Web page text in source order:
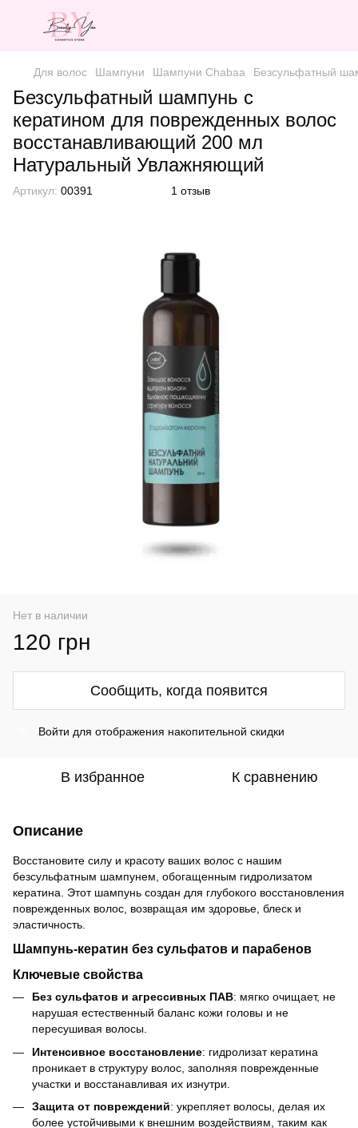
Для волос Шампуни Шампуни Chabaa Безсульфатный
Безсульфатный шампунь с
кератином для поврежденных волос
восстанавливающий 200 мл
Натуральный Увлажняющий
Артикул: 00391 1 отзыв
Нет в наличии
120 грн
Сообщить, когда появится
Войти для отображения накопительной скидки
В избранное К сравнению
Описание
Восстановите силу и красоту ваших волос с нашим
безсульфатным шампунем, обогащенным гидролизатом
кератина. Этот шампунь создан для глубокого восстановления
поврежденных волос, возвращая им здоровье, блеск и
эластичность.
Шампунь-кератин без сульфатов и парабенов
Ключевые свойства
Без сульфатов и агрессивных ПАВ: мягко очищает, не
нарушая естественный баланс кожи головы и не
пересушивая волосы.
Интенсивное восстановление: гидролизат кератина
проникает в структуру волос, заполняя поврежденные
участки и восстанавливая их изнутри.
Защита от повреждений: укрепляет волосы, делая их
более устойчивыми к внешним воздействиям, таким как